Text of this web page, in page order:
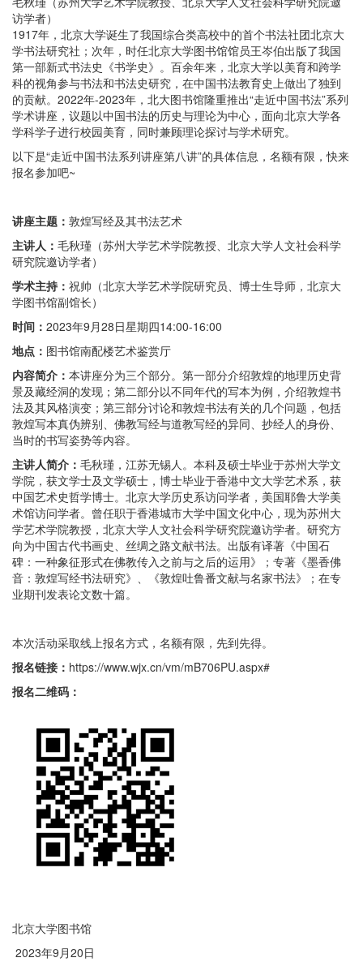
访学者）
1917年，北京大学诞生了我国综合类高校中的首个书法社团北京大
学书法研究社；次年，时任北京大学图书馆馆员王岑伯出版了我国
第一部新式书法史《书学史》。百余年来，北京大学以美育和跨学
科的视角参与书法和书法史研究，在中国书法教育史上做出了独到
的贡献。2022年-2023年，北大图书馆隆重推出“走近中国书法”系列
学术讲座，议题以中国书法的历史与理论为中心，面向北京大学各
学科学子进行校园美育，同时兼顾理论探讨与学术研究。
以下是“走近中国书法系列讲座第八讲”的具体信息，名额有限，快来
报名参加吧~
讲座主题： 敦煌写经及其书法艺术
主讲人： 毛秋瑾（苏州大学艺术学院教授、北京大学人文社会科学
研究院邀访学者）
学术主持： 祝帅（北京大学艺术学院研究员、博士生导师，北京大
学图书馆副馆长）
时间： 2023年9月28日星期四14:00-16:00
地点： 图书馆南配楼艺术鉴赏厅
内容简介： 本讲座分为三个部分。第一部分介绍敦煌的地理历史背
景及藏经洞的发现；第二部分以不同年代的写本为例，介绍敦煌书
法及其风格演变；第三部分讨论和敦煌书法有关的几个问题，包括
敦煌写本真伪辨别、佛教写经与道教写经的异同、抄经人的身份、
当时的书写姿势等内容。
主讲人简介： 毛秋瑾，江苏无锡人。本科及硕士毕业于苏州大学文
学院，获文学士及文学硕士，博士毕业于香港中文大学艺术系，获
中国艺术史哲学博士。北京大学历史系访问学者，美国耶鲁大学美
术馆访问学者。曾任职于香港城市大学中国文化中心，现为苏州大
学艺术学院教授，北京大学人文社会科学研究院邀访学者。研究方
向为中国古代书画史、丝绸之路文献书法。出版有译著《中国石
碑：一种象征形式在佛教传入之前与之后的运用》；专著《墨香佛
音：敦煌写经书法研究》、《敦煌吐鲁番文献与名家书法》；在专
业期刊发表论文数十篇。
本次活动采取线上报名方式，名额有限，先到先得。
报名链接： https://www.wjx.cn/vm/mB706PU.aspx#
报名二维码：
北京大学图书馆
2023年9月20日